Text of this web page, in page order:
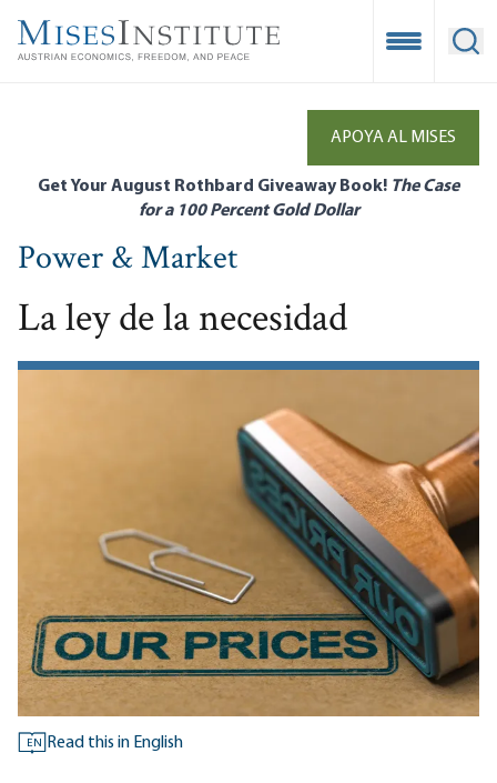
main
Open
APOYA AL MISES
Get Your August Rothbard Giveaway Book! The Case
for a 100 Percent Gold Dollar
Power & Market
La ley de la necesidad
EN Read this in English